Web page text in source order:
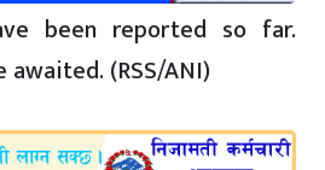
been reported so far.
(RSS/ANI)